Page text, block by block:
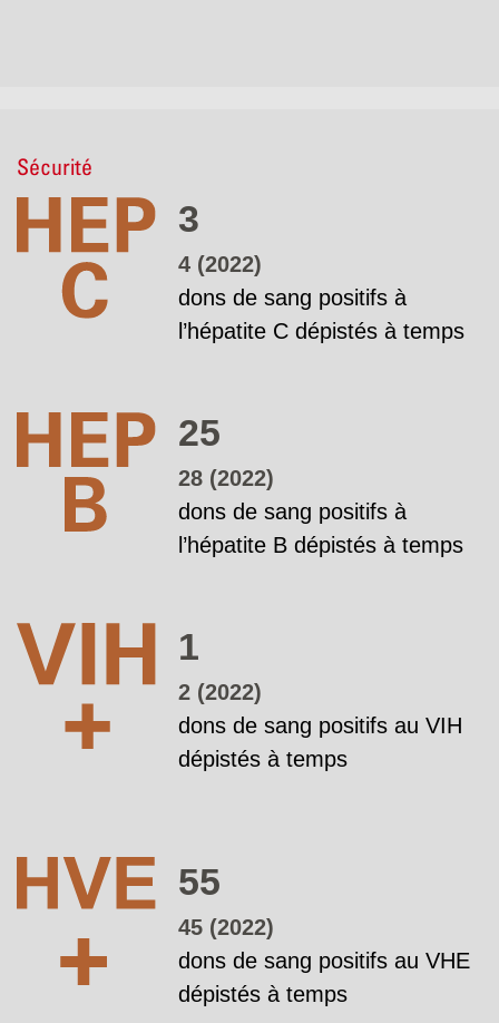
Sécurité
3
4 (2022)
dons de sang positifs à
l’hépatite C dépistés à temps
25
28 (2022)
dons de sang positifs à
l’hépatite B dépistés à temps
1
2 (2022)
dons de sang positifs au VIH
dépistés à temps
55
45 (2022)
dons de sang positifs au VHE
dépistés à temps